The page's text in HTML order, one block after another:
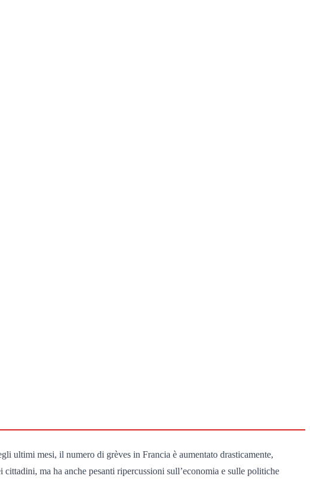
ultimi mesi, il numero di grèves in Francia è aumentato drasticamente,
ma ha anche pesanti ripercussioni sull’economia e sulle politiche